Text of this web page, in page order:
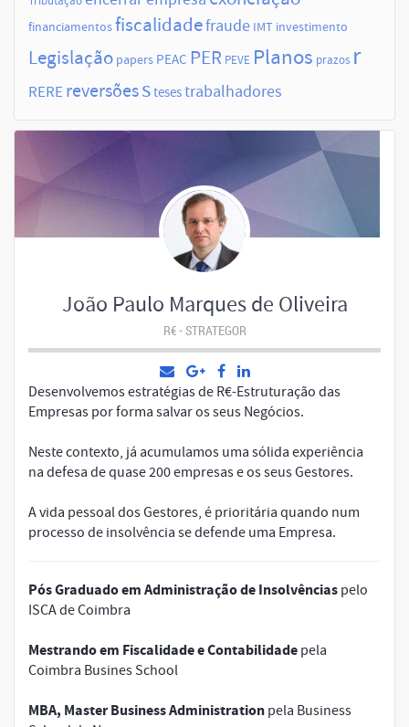
financiamentosfiscalidadefraude IMT investimento
Legislação papers PEAC PER PEVE Planos prazos r
RERE reversõesstesestrabalhadores
João Paulo Marques de Oliveira
R€ - STRATEGOR
Desenvolvemos estratégias de R€-Estruturação das
Empresas por forma salvar os seus Negócios.
Neste contexto, já acumulamos uma sólida experiência
na defesa de quase 200 empresas e os seus Gestores.
A vida pessoal dos Gestores, é prioritária quando num
processo de insolvência se defende uma Empresa.
Pós Graduado em Administração de Insolvências pelo
ISCA de Coimbra
Mestrando em Fiscalidade e Contabilidade pela
Coimbra Busines School
MBA, Master Business Administration pela Business